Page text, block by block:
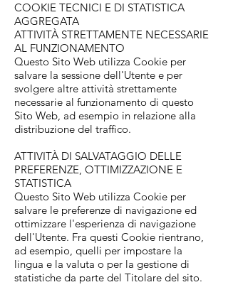
COOKIE TECNICI E DI STATISTICA
AGGREGATA
ATTIVITÀ STRETTAMENTE NECESSARIE
AL FUNZIONAMENTO
Questo Sito Web utilizza Cookie per
salvare la sessione dell'Utente e per
svolgere altre attività strettamente
necessarie al funzionamento di questo
Sito Web, ad esempio in relazione alla
distribuzione del traffico.
ATTIVITÀ DI SALVATAGGIO DELLE
PREFERENZE, OTTIMIZZAZIONE E
STATISTICA
Questo Sito Web utilizza Cookie per
salvare le preferenze di navigazione ed
ottimizzare l'esperienza di navigazione
dell'Utente. Fra questi Cookie rientrano,
ad esempio, quelli per impostare la
lingua e la valuta o per la gestione di
statistiche da parte del Titolare del sito.